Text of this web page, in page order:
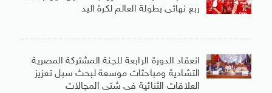
ربع نهائى بطولة العالم لكرة اليد
انعقاد الدورة الرابعة للجنة المشتركة المصرية
التشادية ومباحثات موسعة لبحث سبل تعزيز
العلاقات الثنائية فى شتى المجالات